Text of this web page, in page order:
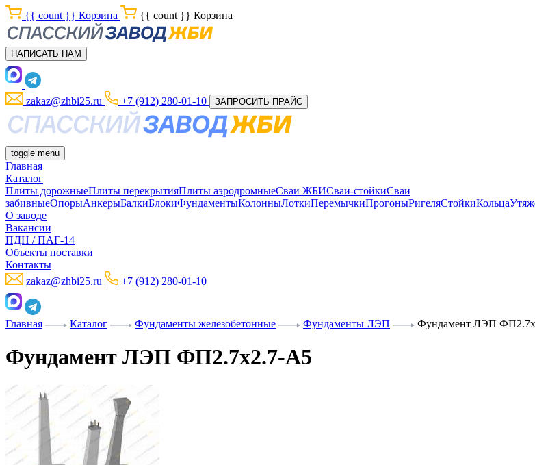
{{ count }} Корзина {{ count }} Корзина
НАПИСАТЬ НАМ
zakaz@zhbi25.ru +7 (912) 280-01-10 ЗАПРОСИТЬ ПРАЙС
toggle menu
Главная
Каталог
Плиты дорожныеПлиты перекрытияПлиты аэродромныеСваи ЖБИСваи-стойкиСваи
забивныеОпорыАнкерыБалкиБлокиФундаментыКолонныЛоткиПеремычкиПрогоныРигеляСтойкиКольца
О заводе
Вакансии
ПДН / ПАГ-14
Объекты поставки
Контакты
zakaz@zhbi25.ru
+7 (912) 280-01-10
Главная Каталог Фундаменты железобетонные Фундаменты ЛЭП Фундамент ЛЭП
Фундамент ЛЭП ФП2.7х2.7-А5